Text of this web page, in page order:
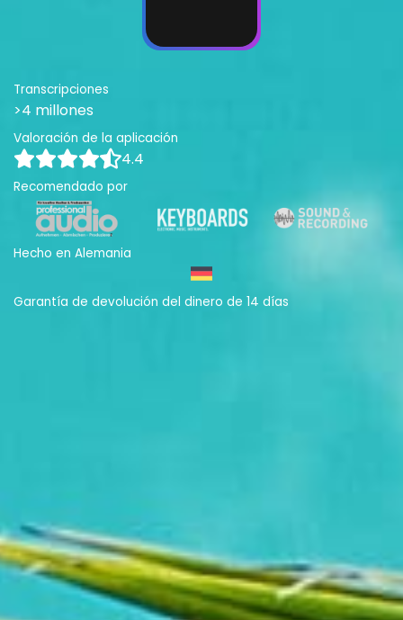
Transcripciones
>4 millones
Valoración de la aplicación
4.4
Recomendado por
Hecho en Alemania
Garantía de devolución del dinero de 14 días